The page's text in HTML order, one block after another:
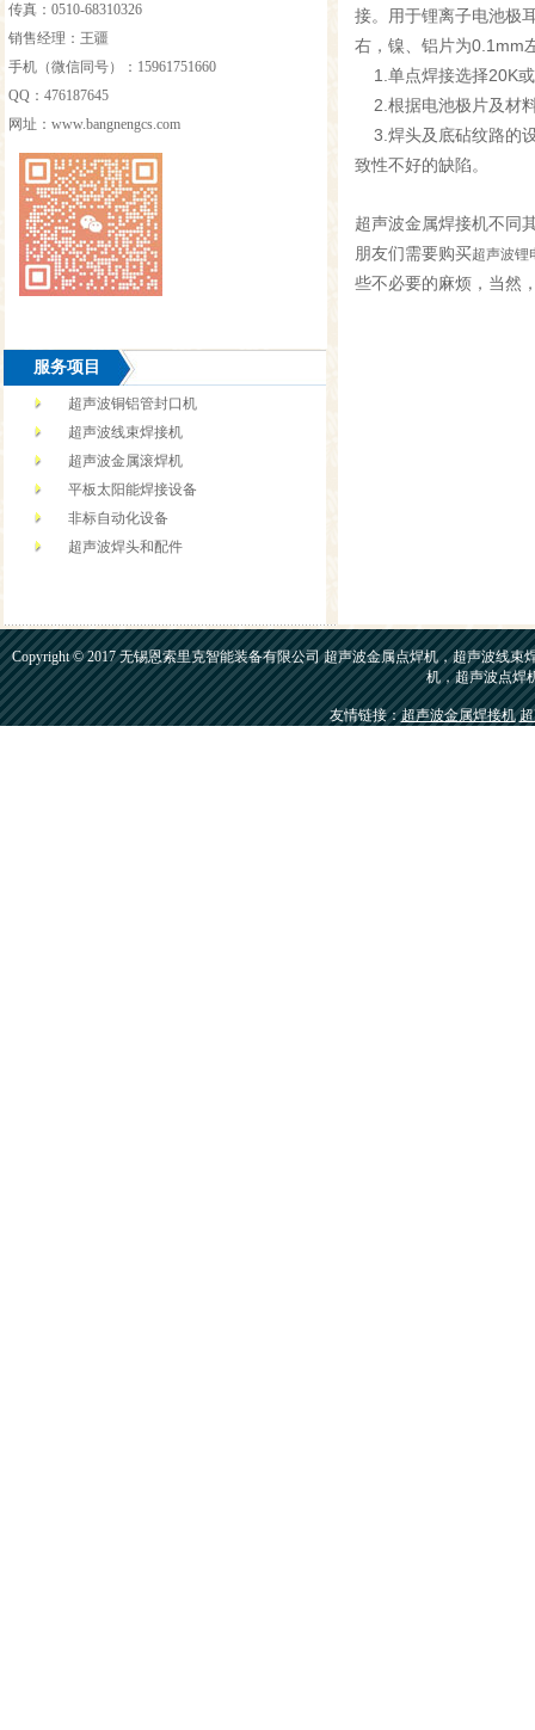
传真：0510-68310326
销售经理：王疆
手机（微信同号）：15961751660
QQ：476187645
网址： www.bangnengcs.com
服务项目
超声波铜铝管封口机
超声波线束焊接机
超声波金属滚焊机
平板太阳能焊接设备
非标自动化设备
超声波焊头和配件
接。用于锂离子电池极
右，镍、铝片为0.1mm
1.单点焊接选择20K或
2.根据电池极片及材
3.焊头及底砧纹路的
致性不好的缺陷。
超声波金属焊接机不同
朋友们需要购买超声波锂
些不必要的麻烦，当然
Copyright © 2017 无锡恩索里克智能装备有限公司 超声波金属点焊机，超声波线
机，超声波点焊
友情链接：超声波金属焊接机